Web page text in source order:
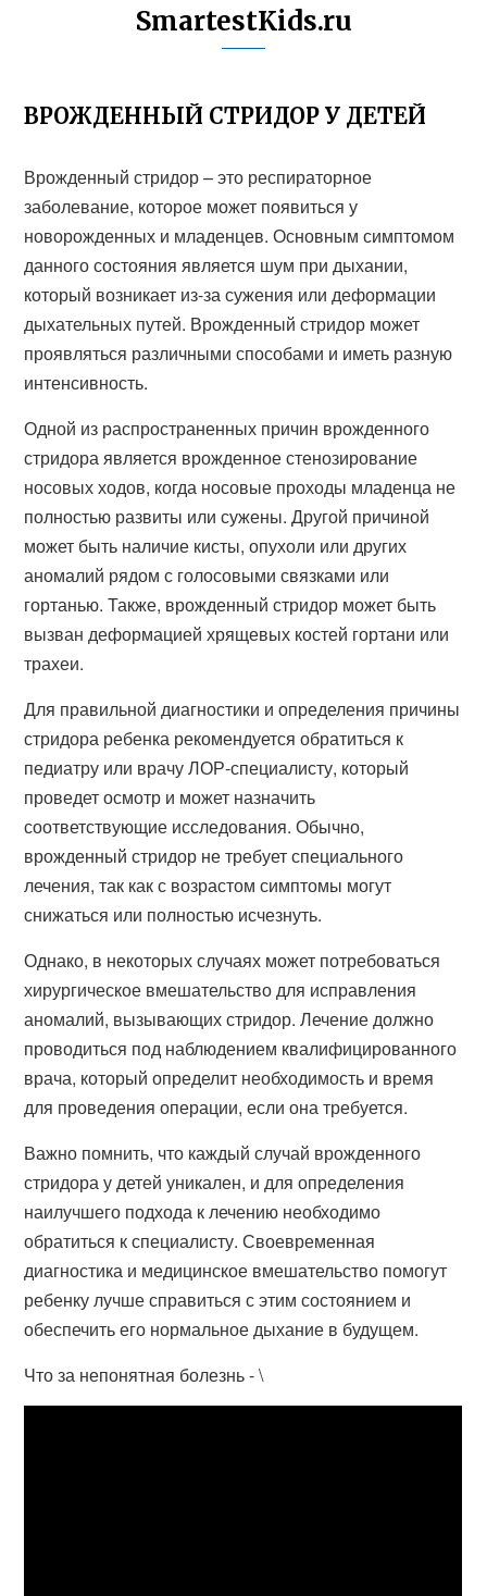
SmartestKids.ru
ВРОЖДЕННЫЙ СТРИДОР У ДЕТЕЙ
Врожденный стридор – это респираторное
заболевание, которое может появиться у
новорожденных и младенцев. Основным симптомом
данного состояния является шум при дыхании,
который возникает из-за сужения или деформации
дыхательных путей. Врожденный стридор может
проявляться различными способами и иметь разную
интенсивность.
Одной из распространенных причин врожденного
стридора является врожденное стенозирование
носовых ходов, когда носовые проходы младенца не
полностью развиты или сужены. Другой причиной
может быть наличие кисты, опухоли или других
аномалий рядом с голосовыми связками или
гортанью. Также, врожденный стридор может быть
вызван деформацией хрящевых костей гортани или
трахеи.
Для правильной диагностики и определения причины
стридора ребенка рекомендуется обратиться к
педиатру или врачу ЛОР-специалисту, который
проведет осмотр и может назначить
соответствующие исследования. Обычно,
врожденный стридор не требует специального
лечения, так как с возрастом симптомы могут
снижаться или полностью исчезнуть.
Однако, в некоторых случаях может потребоваться
хирургическое вмешательство для исправления
аномалий, вызывающих стридор. Лечение должно
проводиться под наблюдением квалифицированного
врача, который определит необходимость и время
для проведения операции, если она требуется.
Важно помнить, что каждый случай врожденного
стридора у детей уникален, и для определения
наилучшего подхода к лечению необходимо
обратиться к специалисту. Своевременная
диагностика и медицинское вмешательство помогут
ребенку лучше справиться с этим состоянием и
обеспечить его нормальное дыхание в будущем.
Что за непонятная болезнь - \